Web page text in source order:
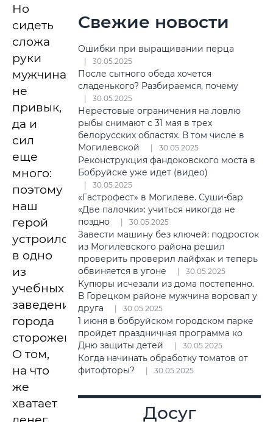
Но
сидеть
сложа
руки
мужчина
не
привык,
да и
сил
еще
много:
поэтому
наш
герой
устроился
в одно
из
учебных
заведений
города
сторожем.
О том,
на что
же
хватает
Свежие новости
Ошибки при выращивании перца
30.05.2025
После сытного обеда хочется
сладенького? Разбираемся, почему
30.05.2025
Нерестовые ограничения на ловлю
рыбы снимают с 31 мая в трех
белорусских областях. В том числе в
Могилевской
30.05.2025
Реконструкция фандоковского моста в
Бобруйске уже идет (видео)
30.05.2025
«Гастрофест» в Могилеве. Суши-бар
«Две палочки»: учиться никогда не
поздно
30.05.2025
Завести машину без ключей: подросток
из Могилевского района решил
проверить проверил лайфхак и теперь
обвиняется в угоне
30.05.2025
Купюры исчезали из дома постепенно.
В Горецком районе мужчина воровал у
друга
30.05.2025
1 июня в бобруйском городском парке
пройдет праздничная программа ко
Дню защиты детей
30.05.2025
Когда начинать обработку томатов от
фитофторы?
30.05.2025
Досуг